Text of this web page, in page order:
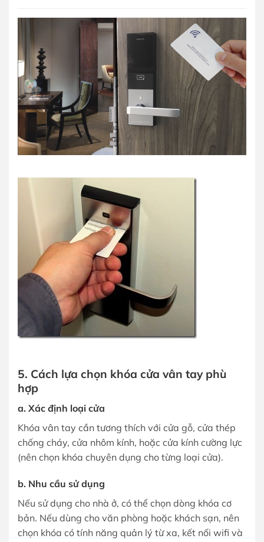
5. Cách lựa chọn khóa cửa vân tay phù
hợp
a. Xác định loại cửa
Khóa vân tay cần tương thích với cửa gỗ, cửa thép
chống cháy, cửa nhôm kính, hoặc cửa kính cường lực
(nên chọn khóa chuyên dụng cho từng loại cửa).
b. Nhu cầu sử dụng
Nếu sử dụng cho nhà ở, có thể chọn dòng khóa cơ
bản. Nếu dùng cho văn phòng hoặc khách sạn, nên
chọn khóa có tính năng quản lý từ xa, kết nối wifi và